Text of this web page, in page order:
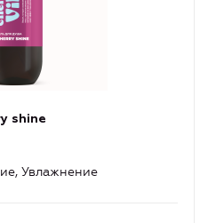
shine
Увлажнение